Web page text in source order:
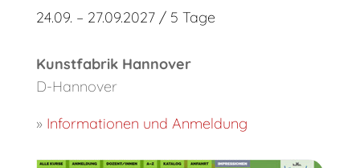
24.09. – 27.09.2027 / 5 Tage
Kunstfabrik Hannover
D-Hannover
» Informationen und Anmeldung